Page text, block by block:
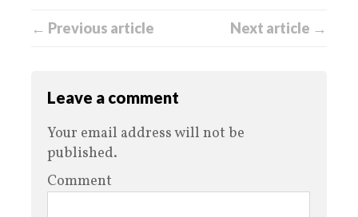
← Previous article Next article →
Leave a comment
Your email address will not be
published.
Comment